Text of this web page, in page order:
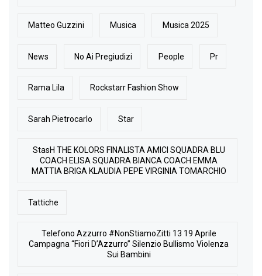
Matteo Guzzini Musica Musica 2025
News No Ai Pregiudizi People Pr
Rama Lila Rockstarr Fashion Show
Sarah Pietrocarlo Star
StasH THE KOLORS FINALISTA AMICI SQUADRA BLU
COACH ELISA SQUADRA BIANCA COACH EMMA
MATTIA BRIGA KLAUDIA PEPE VIRGINIA TOMARCHIO
Tattiche
Telefono Azzurro #NonStiamoZitti 13 19 Aprile
Campagna “Fiori D’Azzurro” Silenzio Bullismo Violenza
Sui Bambini